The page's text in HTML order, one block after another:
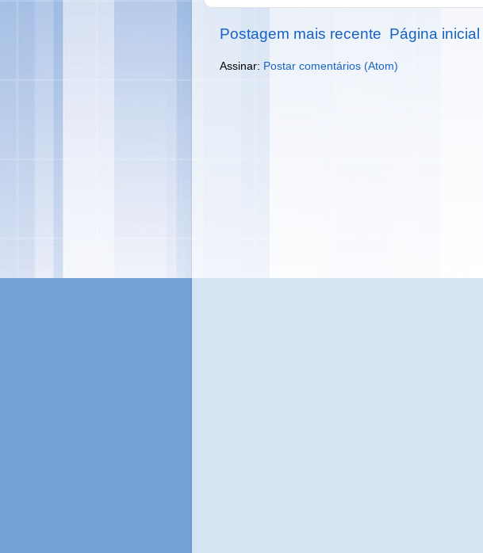
Postagem mais recente Página inicial
Assinar: Postar comentários (Atom)